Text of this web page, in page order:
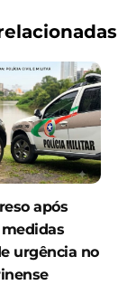
após
urgência no